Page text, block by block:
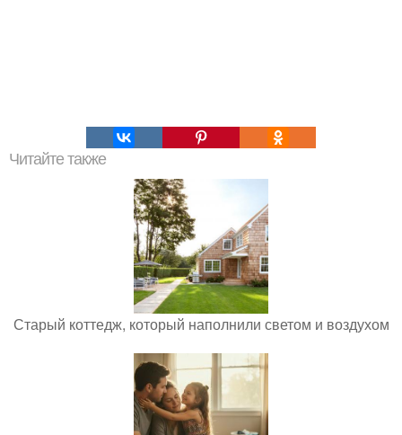
Читайте также
Старый коттедж, который наполнили светом и воздухом